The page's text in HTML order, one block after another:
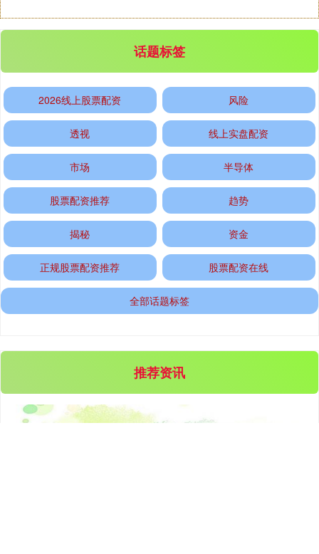
基金指数 7242.10 +12.30 +0.17%
国债指数 +0.04%
7877.80 +164.40
话题标签
2026线上股票配资 风险
透视 线上实盘配资
市场 半导体
股票配资推荐 趋势
揭秘 资金
正规股票配资推荐 股票配资在线
全部话题标签
推荐资讯